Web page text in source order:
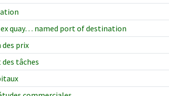
ex quay… named port of destination
prix
tâches